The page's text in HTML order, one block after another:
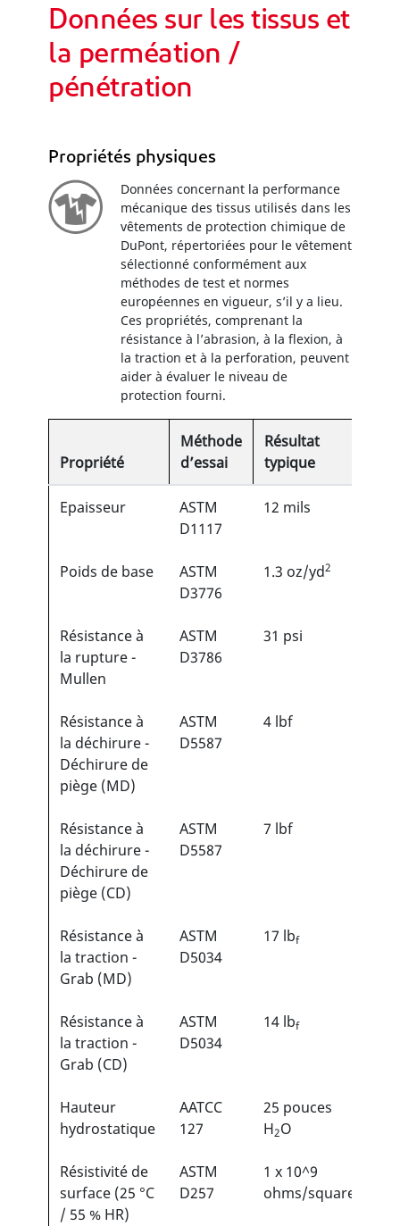
Données sur les tissus et
la perméation /
pénétration
Propriétés physiques
Données concernant la performance
mécanique des tissus utilisés dans les
vêtements de protection chimique de
DuPont, répertoriées pour le vêtement
sélectionné conformément aux
méthodes de test et normes
européennes en vigueur, s’il y a lieu.
Ces propriétés, comprenant la
résistance à l’abrasion, à la flexion, à
la traction et à la perforation, peuvent
aider à évaluer le niveau de
protection fourni.
Propriété
Méthode
d’essai
Résultat
typique
Epaisseur
ASTM
D1117
12 mils
Poids de base
ASTM
D3776
1.3 oz/yd2
Résistance à
la rupture -
Mullen
ASTM
D3786
31 psi
Résistance à
la déchirure -
Déchirure de
piège (MD)
ASTM
D5587
4 lbf
Résistance à
la déchirure -
Déchirure de
piège (CD)
ASTM
D5587
7 lbf
Résistance à
la traction -
Grab (MD)
ASTM
D5034
17 lbf
Résistance à
la traction -
Grab (CD)
ASTM
D5034
14 lbf
Hauteur
hydrostatique
AATCC
127
25 pouces
H2O
Résistivité de
surface (25 °C
/ 55 % HR)
ASTM
D257
1 x 10^9
ohms/square